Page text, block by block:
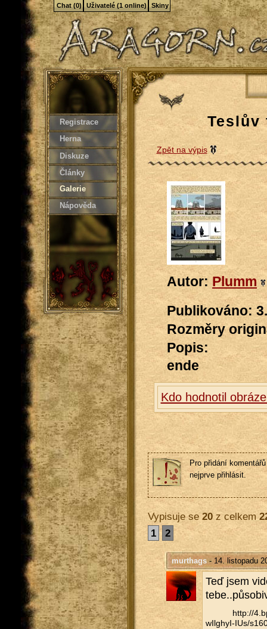
Registrace
Herna
Diskuze
Články
Galerie
Nápověda
Teslův
Zpět na výpis
Autor: Plumm
Publikováno:
Rozměry
Popis:
ende
Kdo hodnotil
Pro přidání
nejprve přihlásit.
Vypisuje se 20z celkem
1
2
murthags- 14. listopadu
Teď jsem
http://​
wIlghyI-IUs/​
Chat (0) Uživatelé (1 online) Skiny